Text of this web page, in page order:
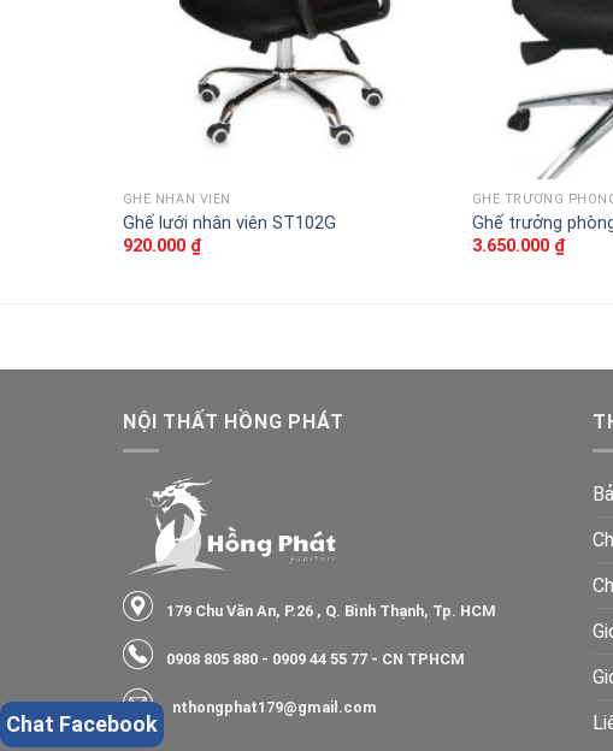
GHẾ NHÂN VIÊN
Ghế lưới nhân viên ST102G
920.000 ₫
GHẾ TRƯỞNG
Ghế trưởng
3.650.000 ₫
NỘI THẤT HỒNG PHÁT
179 Chu Văn An, P.26 , Q. Bình Thạnh, Tp. HCM
0908 805 880 - 0909 44 55 77 - CN TPHCM
nthongphat179@gmail.com
Chat Facebook